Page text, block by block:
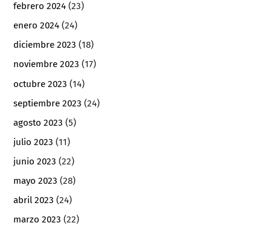
febrero 2024 (23)
enero 2024 (24)
diciembre 2023 (18)
noviembre 2023 (17)
octubre 2023 (14)
septiembre 2023 (24)
agosto 2023 (5)
julio 2023 (11)
junio 2023 (22)
mayo 2023 (28)
abril 2023 (24)
marzo 2023 (22)